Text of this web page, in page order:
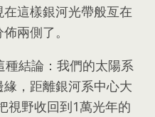
這樣銀河光帶般亙在
兩側了。
種結論 ： 我們的太陽系
緣 ， 距離銀河系中心大
視野收回到1萬光年的